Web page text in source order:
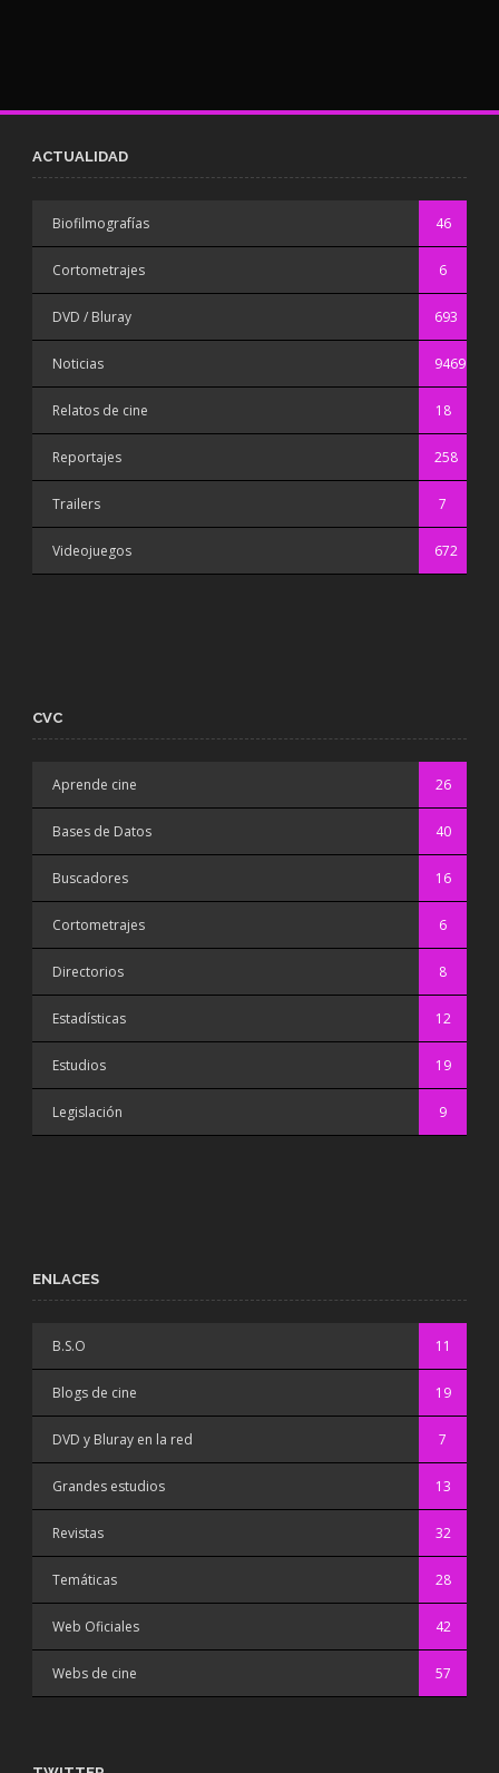
ACTUALIDAD
Biofilmografías 46
Cortometrajes 6
DVD / Bluray 693
Noticias 9469
Relatos de cine 18
Reportajes 258
Trailers 7
Videojuegos 672
CVC
Aprende cine 26
Bases de Datos 40
Buscadores 16
Cortometrajes 6
Directorios 8
Estadísticas 12
Estudios 19
Legislación 9
ENLACES
B.S.O 11
Blogs de cine 19
DVD y Bluray en la red 7
Grandes estudios 13
Revistas 32
Temáticas 28
Web Oficiales 42
Webs de cine 57